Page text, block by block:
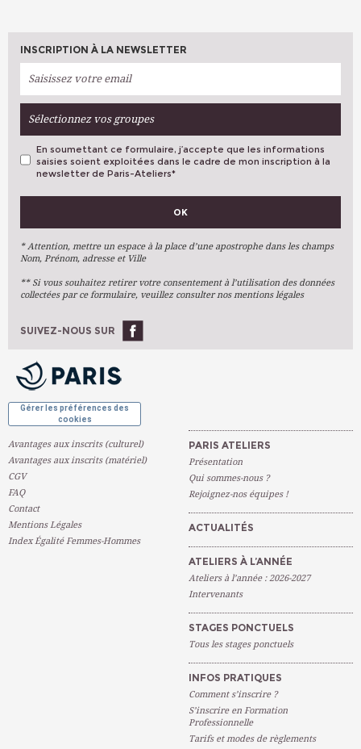
INSCRIPTION À LA NEWSLETTER
Sélectionnez vos groupes
VOS PRÉFÉRENCES
Arts Plastiques
Arts Du Texte
Arts Numériques
Ateliers À L'année
En soumettant ce formulaire, j’accepte que les informations
saisies soient exploitées dans le cadre de mon inscription à la
newsletter de Paris-Ateliers*
OK
* Attention, mettre un espace à la place d’une apostrophe dans les champs
Nom, Prénom, adresse et Ville
** Si vous souhaitez retirer votre consentement à l’utilisation des données
collectées par ce formulaire, veuillez consulter nos mentions légales
SUIVEZ-NOUS SUR
Gérer les préférences des
cookies
Avantages aux inscrits (culturel)
Avantages aux inscrits (matériel)
CGV
FAQ
Contact
Mentions Légales
Index Égalité Femmes-Hommes
PARIS ATELIERS
Présentation
Qui sommes-nous ?
Rejoignez-nos équipes !
ACTUALITÉS
ATELIERS À L’ANNÉE
Ateliers à l’année : 2026-2027
Intervenants
STAGES PONCTUELS
Tous les stages ponctuels
INFOS PRATIQUES
Comment s’inscrire ?
S’inscrire en Formation
Professionnelle
Tarifs et modes de règlements